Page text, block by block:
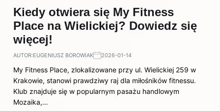
Kiedy otwiera się My Fitness
Place na Wielickiej? Dowiedz się
więcej!
AUTOR:EUGENIUSZ BOROWIAK 2026-01-14
My Fitness Place, zlokalizowane przy ul. Wielickiej 259 w
Krakowie, stanowi prawdziwy raj dla miłośników fitnessu.
Klub znajduje się w popularnym pasażu handlowym
Mozaika,…